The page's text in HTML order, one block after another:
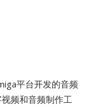
平台开发的音频
频和音频制作工